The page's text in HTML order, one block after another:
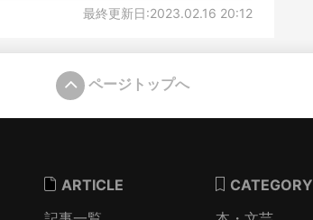
最終更新日:2023.02.16 20:12
ページトップへ
ARTICLE
CATEGORY